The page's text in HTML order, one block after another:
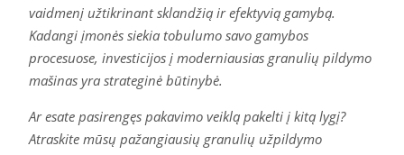
vaidmenį užtikrinant sklandžią ir efektyvią gamybą.
Kadangi įmonės siekia tobulumo savo gamybos
procesuose, investicijos į moderniausias granulių pildymo
mašinas yra strateginė būtinybė.
Ar esate pasirengęs pakavimo veiklą pakelti į kitą lygį?
Atraskite mūsų pažangiausių granulių užpildymo